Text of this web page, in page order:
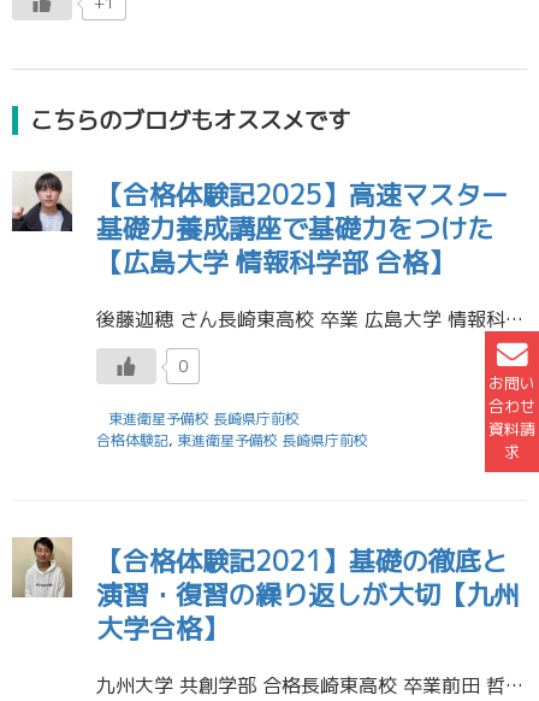
お問い
合わせ
資料請
求
こちらのブログもオススメです
【合格体験記2025】高速マスター
基礎力養成講座で基礎力をつけた
【広島大学 情報科学部 合格】
後藤迦穂 さん長崎東高校 卒業 広島大学 情報科学部 情報科学科 合格 東進のおすすめ講座 「高速マスター基礎力養成講座」を集中して取り組んだことで、英語と数学の基礎基盤を築きあげることができた。また、「武藤一也のEng […]
0
東進衛星予備校 長崎県庁前校
合格体験記, 東進衛星予備校 長崎県庁前校
【合格体験記2021】基礎の徹底と
演習・復習の繰り返しが大切【九州
大学合格】
九州大学 共創学部 合格長崎東高校 卒業前田 哲志くん 受験に役立った勉強法を教えてください 英数国についてはまず基礎（単語・文法・公式等）をマスターして、後は時間無制限で解いて徹底的に復習、この繰り返しでした。特に英語 […]